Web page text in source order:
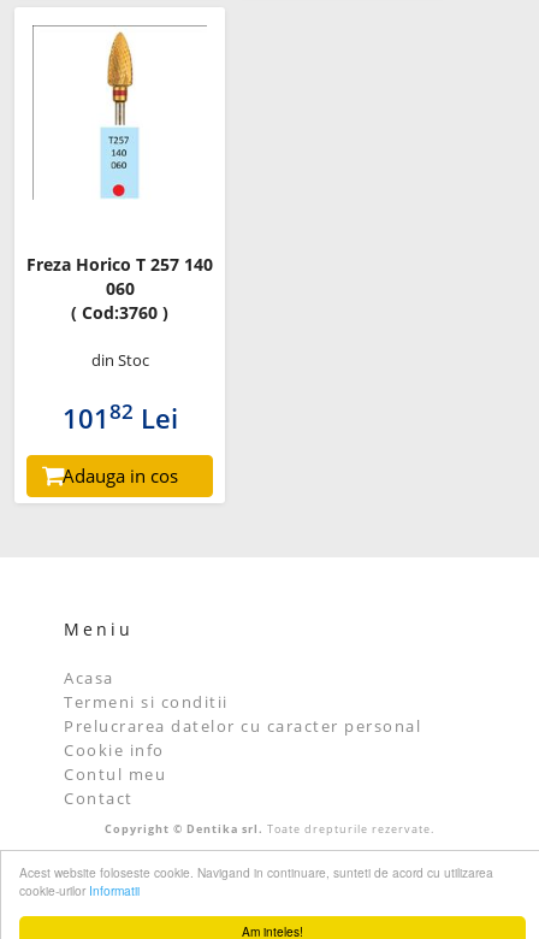
Am inteles!
Acest website foloseste cookie. Navigand in continuare, sunteti de acord cu utilizarea
cookie-urilor Informatii
Freza Horico T 257 140
060
( Cod:3760 )
din Stoc
10182 Lei
Adauga in cos
Meniu
Acasa
Termeni si conditii
Prelucrarea datelor cu caracter personal
Cookie info
Contul meu
Contact
Copyright © Dentika srl. Toate drepturile rezervate.